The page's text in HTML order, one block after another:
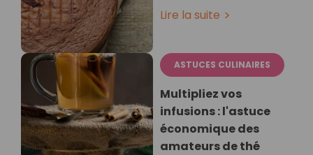
Lire la suite
ASTUCES CULINAIRES
Multipliez vos
infusions : l'astuce
économique des
amateurs de thé